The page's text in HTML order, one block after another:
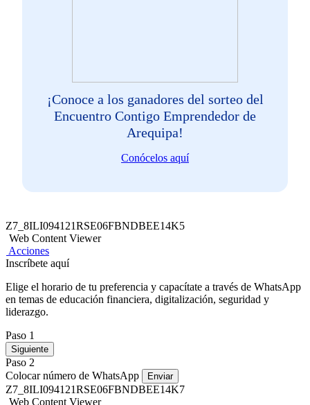
¡Conoce a los ganadores del sorteo del
Encuentro Contigo Emprendedor de
Arequipa!
Conócelos aquí
Z7_8ILI094121RSE06FBNDBEE14K5
Web Content Viewer
Acciones
Inscríbete aquí
Elige el horario de tu preferencia y capacítate a través de WhatsApp
en temas de educación financiera, digitalización, seguridad y
liderazgo.
Paso 1
Siguiente
Paso 2
Colocar número de WhatsApp
Enviar
Z7_8ILI094121RSE06FBNDBEE14K7
Web Content Viewer